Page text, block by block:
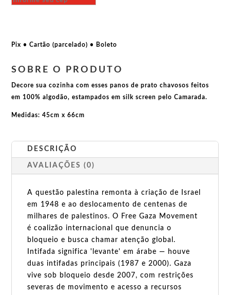
Israeli
quantidade
Pix • Cartão (parcelado) • Boleto
SOBRE O PRODUTO
Decore sua cozinha com esses panos de prato chavosos feitos
em 100% algodão, estampados em silk screen pelo Camarada.
Medidas: 45cm x 66cm
DESCRIÇÃO
AVALIAÇÕES (0)
A questão palestina remonta à criação de Israel
em 1948 e ao deslocamento de centenas de
milhares de palestinos. O Free Gaza Movement
é coalizão internacional que denuncia o
bloqueio e busca chamar atenção global.
Intifada significa 'levante' em árabe — houve
duas intifadas principais (1987 e 2000). Gaza
vive sob bloqueio desde 2007, com restrições
severas de movimento e acesso a recursos